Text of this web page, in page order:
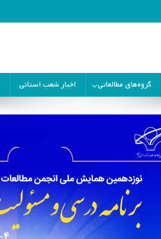
گروه‌های مطالعاتی اخبار شعب استانی